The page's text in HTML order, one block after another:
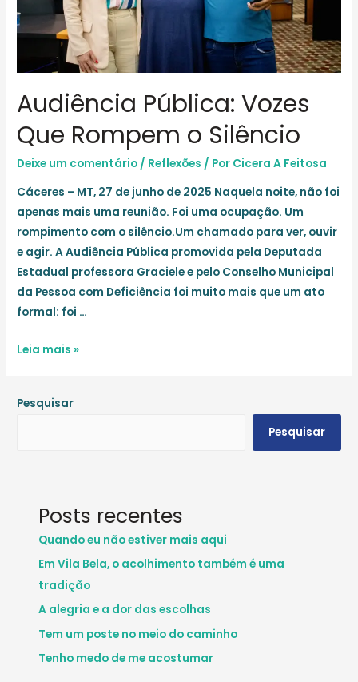
Audiência Pública: Vozes
Que Rompem o Silêncio
Deixe um comentário / Reflexões / Por Cicera A Feitosa
Cáceres – MT, 27 de junho de 2025 Naquela noite, não foi
apenas mais uma reunião. Foi uma ocupação. Um
rompimento com o silêncio.Um chamado para ver, ouvir
e agir. A Audiência Pública promovida pela Deputada
Estadual professora Graciele e pelo Conselho Municipal
da Pessoa com Deficiência foi muito mais que um ato
formal: foi …
Audiência
Que
Leia mais »
Pesquisar
Pesquisar
Posts recentes
Quando eu não estiver mais aqui
Em Vila Bela, o acolhimento também é uma
tradição
A alegria e a dor das escolhas
Tem um poste no meio do caminho
Tenho medo de me acostumar